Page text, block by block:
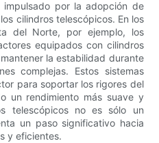
impulsado por la adopción de
cilindros telescópicos. En los
del Norte, por ejemplo, los
equipados con cilindros
la estabilidad durante
complejas. Estos sistemas
para soportar los rigores del
un rendimiento más suave y
telescópicos no es sólo un
un paso significativo hacia
y eficientes.